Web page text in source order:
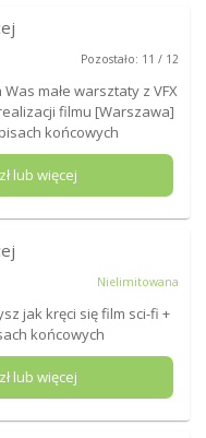
Pozostało: 11 / 12
małe warsztaty z VFX
filmu [Warszawa]
końcowych
zł lub więcej
Nielimitowana
jak kręci się film sci-fi +
końcowych
zł lub więcej